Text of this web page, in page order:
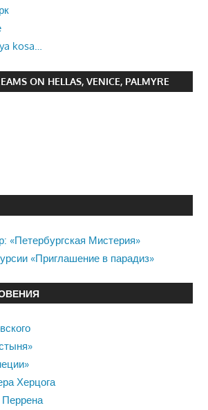
kosa…
ON HELLAS, VENICE, PALMYRE
Мистерия»
«Приглашение в парадиз»
Херцога